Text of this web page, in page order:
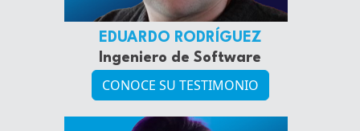
EDUARDO RODRÍGUEZ
Ingeniero de Software
CONOCE SU TESTIMONIO